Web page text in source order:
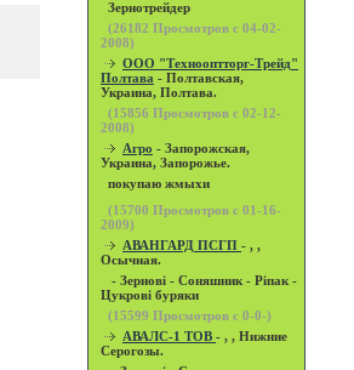
Зернотрейдер
(26182 Просмотров с 04-02-
2008)
ООО "Технооптторг-Трейд"
Полтава - Полтавская,
Украина, Полтава.
(15856 Просмотров с 02-12-
2008)
Агро - Запорожская,
Украина, Запорожье.
покупаю жмыхи
(15700 Просмотров с 01-16-
2009)
АВАНГАРД ПСГП - , ,
Осычная.
- Зернові - Соняшник - Ріпак -
Цукрові буряки
(15599 Просмотров с 0-0-)
АВАЛС-1 ТОВ - , , Нижние
Серогозы.